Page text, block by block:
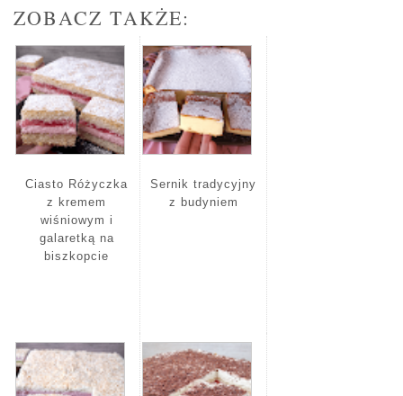
ZOBACZ TAKŻE:
Ciasto Różyczka
z kremem
wiśniowym i
galaretką na
biszkopcie
Sernik tradycyjny
z budyniem